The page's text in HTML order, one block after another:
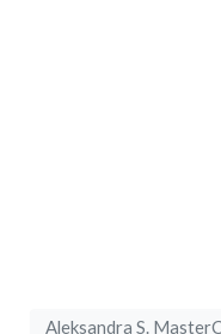
Aleksandra S.